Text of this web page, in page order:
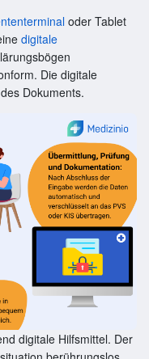
oder Tablet
digitale
Die digitale
Dokuments.
digitale Hilfsmittel. Der